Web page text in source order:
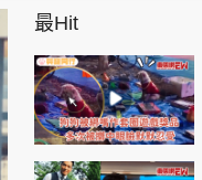
最Hit